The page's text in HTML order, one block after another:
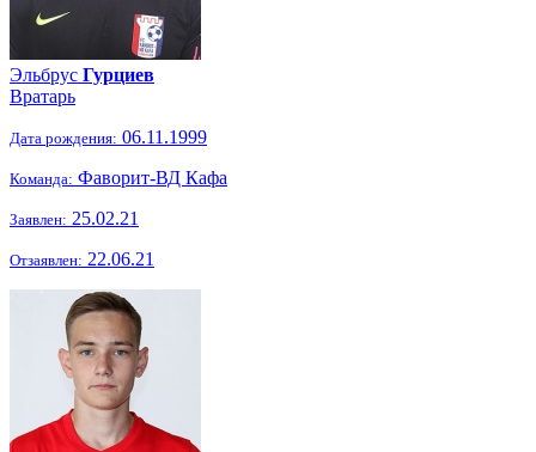
Эльбрус Гурциев
Вратарь
Дата рождения: 06.11.1999
Команда: Фаворит-ВД Кафа
Заявлен: 25.02.21
Отзаявлен: 22.06.21